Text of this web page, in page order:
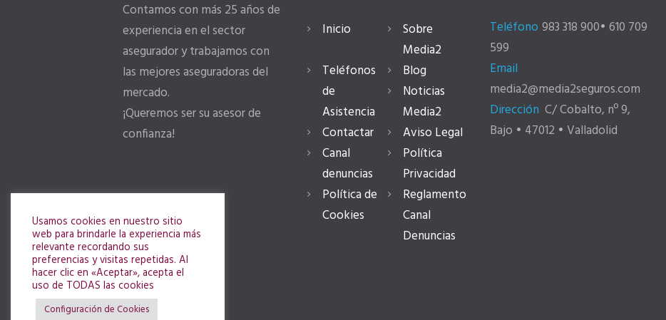
Contamos con más 25 años de
experiencia en el sector
asegurador y trabajamos con
las mejores aseguradoras del
mercado.
¡Queremos ser su asesor de
confianza!
Inicio
Sobre
Media2
Teléfonos
de
Asistencia
Blog
Noticias
Media2
Contactar
Aviso Legal
Canal
denuncias
Política
Privacidad
Política de
Cookies
Reglamento
Canal
Denuncias
Teléfono 983 318 900• 610 709
599
Email
media2@media2seguros.com
Dirección C/ Cobalto, nº 9,
Bajo • 47012 • Valladolid
Usamos cookies en nuestro sitio
web para brindarle la experiencia más
relevante recordando sus
preferencias y visitas repetidas. Al
hacer clic en «Aceptar», acepta el
uso de TODAS las cookies
Configuración de Cookies